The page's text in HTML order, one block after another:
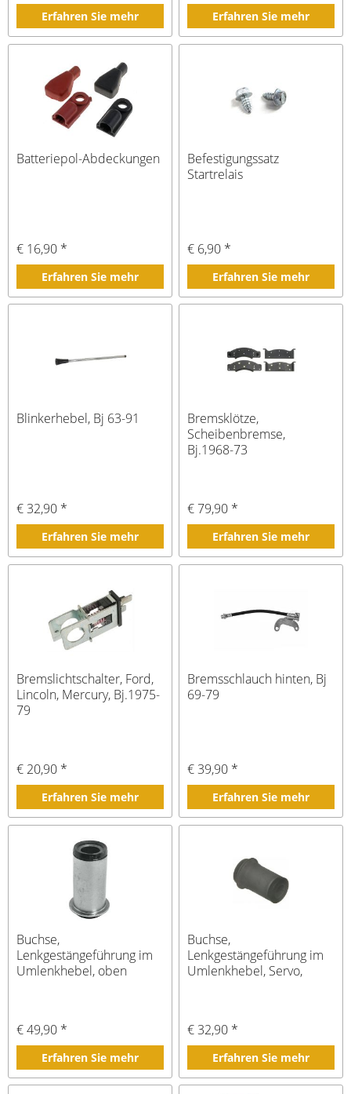
Erfahren Sie mehr Erfahren Sie mehr
Batteriepol-Abdeckungen
€ 16,90 *
Erfahren Sie mehr
Befestigungssatz
Startrelais
€ 6,90 *
Erfahren Sie mehr
Blinkerhebel, Bj 63-91
€ 32,90 *
Erfahren Sie mehr
Bremsklötze,
Scheibenbremse,
Bj.1968-73
€ 79,90 *
Erfahren Sie mehr
Bremslichtschalter, Ford,
Lincoln, Mercury, Bj.1975-
79
€ 20,90 *
Erfahren Sie mehr
Bremsschlauch hinten, Bj
69-79
€ 39,90 *
Erfahren Sie mehr
Buchse,
Lenkgestängeführung im
Umlenkhebel, oben
€ 49,90 *
Erfahren Sie mehr
Buchse,
Lenkgestängeführung im
Umlenkhebel, Servo,
€ 32,90 *
Erfahren Sie mehr